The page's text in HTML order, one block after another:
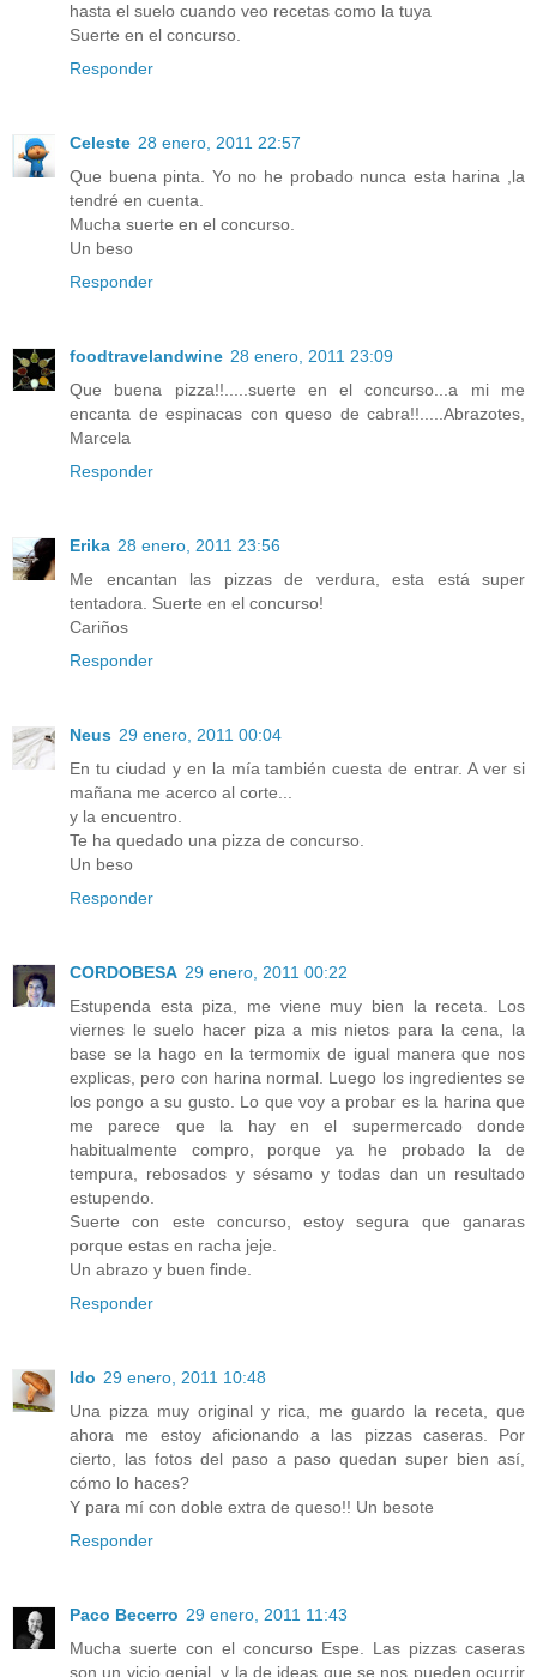
hasta el suelo cuando veo recetas como la tuya
Suerte en el concurso.
Responder
Celeste 28 enero, 2011 22:57
Que buena pinta. Yo no he probado nunca esta harina ,la
tendré en cuenta.
Mucha suerte en el concurso.
Un beso
Responder
foodtravelandwine 28 enero, 2011 23:09
Que buena pizza!!.....suerte en el concurso...a mi me
encanta de espinacas con queso de cabra!!.....Abrazotes,
Marcela
Responder
Erika 28 enero, 2011 23:56
Me encantan las pizzas de verdura, esta está super
tentadora. Suerte en el concurso!
Cariños
Responder
Neus 29 enero, 2011 00:04
En tu ciudad y en la mía también cuesta de entrar. A ver si
mañana me acerco al corte...
y la encuentro.
Te ha quedado una pizza de concurso.
Un beso
Responder
CORDOBESA 29 enero, 2011 00:22
Estupenda esta piza, me viene muy bien la receta. Los
viernes le suelo hacer piza a mis nietos para la cena, la
base se la hago en la termomix de igual manera que nos
explicas, pero con harina normal. Luego los ingredientes se
los pongo a su gusto. Lo que voy a probar es la harina que
me parece que la hay en el supermercado donde
habitualmente compro, porque ya he probado la de
tempura, rebosados y sésamo y todas dan un resultado
estupendo.
Suerte con este concurso, estoy segura que ganaras
porque estas en racha jeje.
Un abrazo y buen finde.
Responder
Ido 29 enero, 2011 10:48
Una pizza muy original y rica, me guardo la receta, que
ahora me estoy aficionando a las pizzas caseras. Por
cierto, las fotos del paso a paso quedan super bien así,
cómo lo haces?
Y para mí con doble extra de queso!! Un besote
Responder
Paco Becerro 29 enero, 2011 11:43
Mucha suerte con el concurso Espe. Las pizzas caseras
son un vicio genial, y la de ideas que se nos pueden ocurrir